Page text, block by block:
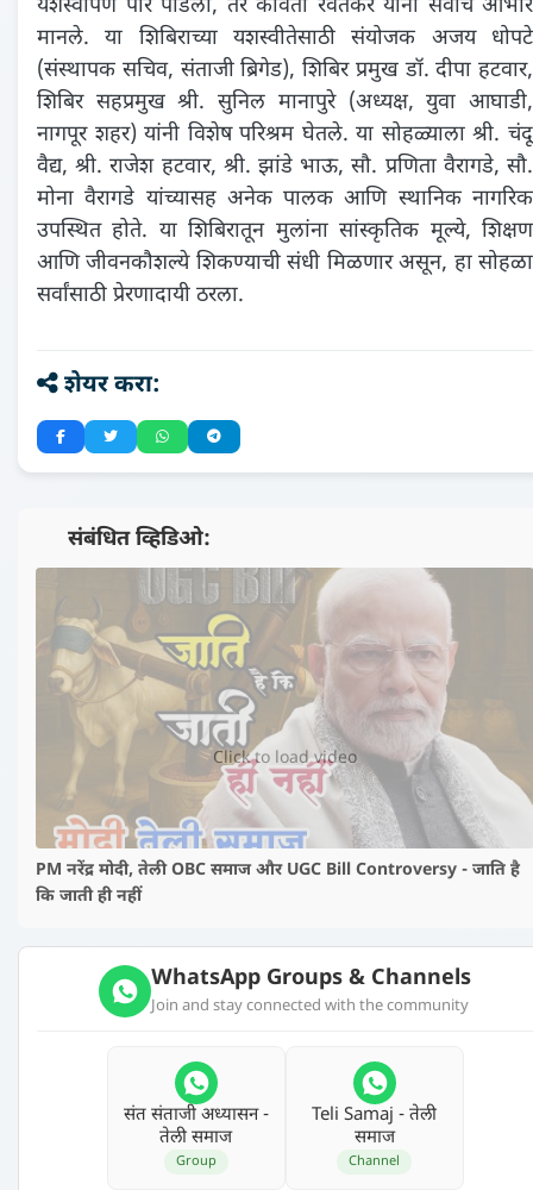
यशस्वीपणे पार पाडली, तर कविता रेवतकर यांनी सर्वांचे आभार
मानले. या शिबिराच्या यशस्वीतेसाठी संयोजक अजय धोपटे
(संस्थापक सचिव, संताजी ब्रिगेड), शिबिर प्रमुख डॉ. दीपा हटवार,
शिबिर सहप्रमुख श्री. सुनिल मानापुरे (अध्यक्ष, युवा आघाडी,
नागपूर शहर) यांनी विशेष परिश्रम घेतले. या सोहळ्याला श्री. चंदू
वैद्य, श्री. राजेश हटवार, श्री. झांडे भाऊ, सौ. प्रणिता वैरागडे, सौ.
मोना वैरागडे यांच्यासह अनेक पालक आणि स्थानिक नागरिक
उपस्थित होते. या शिबिरातून मुलांना सांस्कृतिक मूल्ये, शिक्षण
आणि जीवनकौशल्ये शिकण्याची संधी मिळणार असून, हा सोहळा
सर्वांसाठी प्रेरणादायी ठरला.
शेयर करा:
📺 संबंधित व्हिडिओ:
▶️
Click to load video
PM नरेंद्र मोदी, तेली OBC समाज और UGC Bill Controversy - जाति है
कि जाती ही नहीं
WhatsApp Groups & Channels
Join and stay connected with the community
संत संताजी अध्‍यासन -
तेली समाज
Group
Teli Samaj - तेली
समाज
Channel